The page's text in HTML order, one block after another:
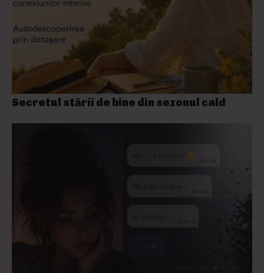
Secretul stării de bine din sezonul cald